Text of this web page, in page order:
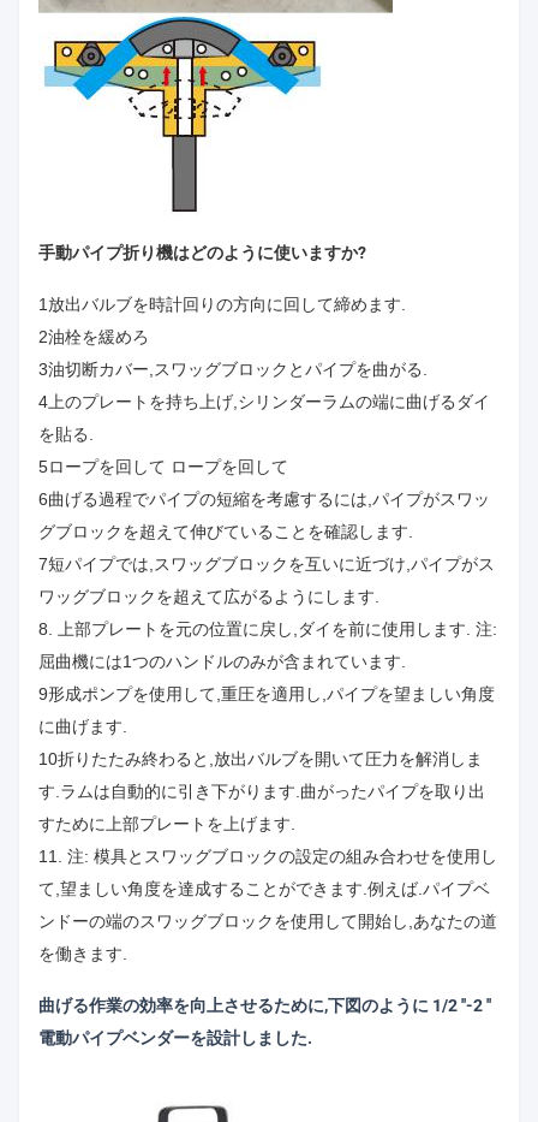
手動パイプ折り機はどのように使いますか?
1放出バルブを時計回りの方向に回して締めます.
2油栓を緩めろ
3油切断カバー,スワッグブロックとパイプを曲がる.
4上のプレートを持ち上げ,シリンダーラムの端に曲げるダイ
を貼る.
5ロープを回して ロープを回して
6曲げる過程でパイプの短縮を考慮するには,パイプがスワッ
グブロックを超えて伸びていることを確認します.
7短パイプでは,スワッグブロックを互いに近づけ,パイプがス
ワッグブロックを超えて広がるようにします.
8. 上部プレートを元の位置に戻し,ダイを前に使用します. 注:
屈曲機には1つのハンドルのみが含まれています.
9形成ポンプを使用して,重圧を適用し,パイプを望ましい角度
に曲げます.
10折りたたみ終わると,放出バルブを開いて圧力を解消しま
す.ラムは自動的に引き下がります.曲がったパイプを取り出
すために上部プレートを上げます.
11. 注: 模具とスワッグブロックの設定の組み合わせを使用し
て,望ましい角度を達成することができます.例えば.パイプベ
ンドーの端のスワッグブロックを使用して開始し,あなたの道
を働きます.
曲げる作業の効率を向上させるために,下図のように 1/2 ′′-2 ′′
電動パイプベンダーを設計しました.